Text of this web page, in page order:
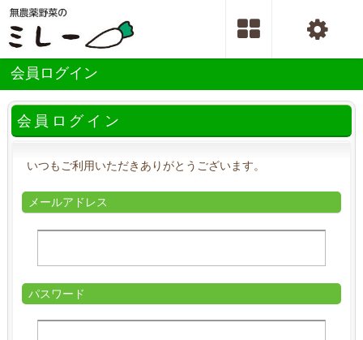
会員ログイン
会員ログイン
いつもご利用いただきありがとうございます。
メールアドレス
パスワード